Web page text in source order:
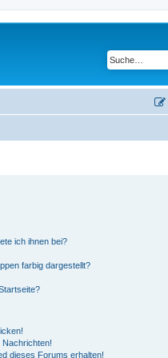
ich ihnen bei?
farbig dargestellt?
dieses Forums erhalten!